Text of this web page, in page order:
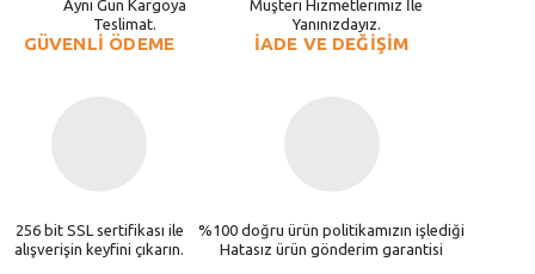
Aynı Gün Kargoya
Teslimat.
Müşteri Hizmetlerimiz İle
Yanınızdayız.
GÜVENLİ ÖDEME
256 bit SSL sertifikası ile
alışverişin keyfini çıkarın.
İADE VE DEĞİŞİM
%100 doğru ürün politikamızın işlediği
Hatasız ürün gönderim garantisi